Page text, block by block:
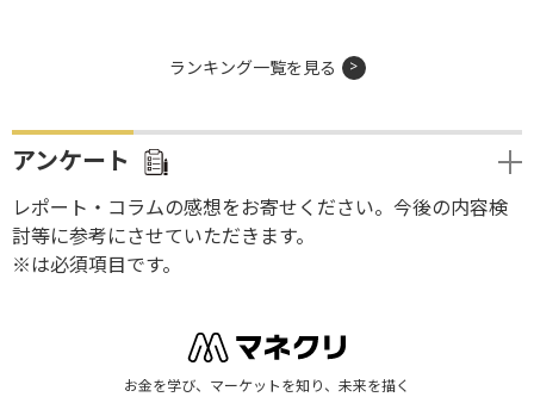
ランキング一覧を見る
アンケート
レポート・コラムの感想をお寄せください。今後の内容検
討等に参考にさせていただきます。
※は必須項目です。
お金を学び、マーケットを知り、未来を描く